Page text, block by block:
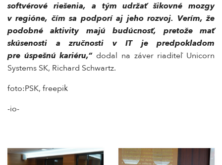
softvérové riešenia, a tým udržať šikovné mozgy
v regióne, čím sa podporí aj jeho rozvoj. Verím, že
podobné aktivity majú budúcnosť, pretože mať
skúsenosti a zručnosti v IT je predpokladom
pre úspešnú kariéru,“ dodal na záver riaditeľ Unicorn
Systems SK, Richard Schwartz.
foto:PSK, freepik
-io-